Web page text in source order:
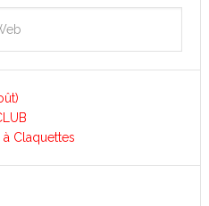
Claquettes